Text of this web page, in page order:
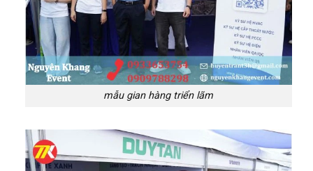
mẫu gian hàng triển lãm